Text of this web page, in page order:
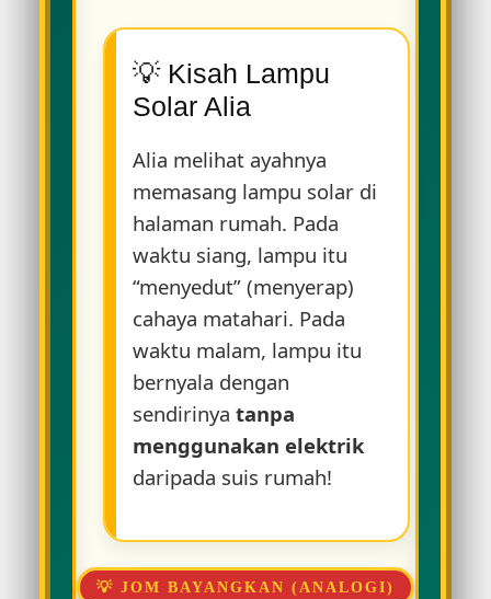
💡 Kisah Lampu
Solar Alia
Alia melihat ayahnya
memasang lampu solar di
halaman rumah. Pada
waktu siang, lampu itu
“menyedut” (menyerap)
cahaya matahari. Pada
waktu malam, lampu itu
bernyala dengan
sendirinya tanpa
menggunakan elektrik
daripada suis rumah!